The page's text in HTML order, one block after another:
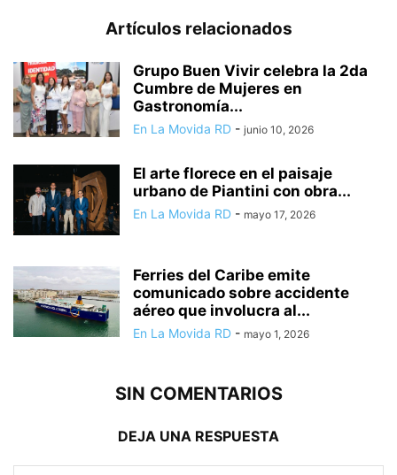
Artículos relacionados
Grupo Buen Vivir celebra la 2da
Cumbre de Mujeres en
Gastronomía...
En La Movida RD - junio 10, 2026
El arte florece en el paisaje
urbano de Piantini con obra...
En La Movida RD - mayo 17, 2026
Ferries del Caribe emite
comunicado sobre accidente
aéreo que involucra al...
En La Movida RD - mayo 1, 2026
SIN COMENTARIOS
DEJA UNA RESPUESTA